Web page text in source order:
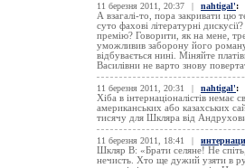
11 березня 2011, 20:37 | nahtigal':
А взагалі-то, пора закривати цю
суто фахові літературні
премію? Говорити, як на мене,
уможливив заборону його
відбувається нині. Міняйте
Василівни не варто знову
11 березня 2011, 20:31 | nahtigal':
Хіба в інтернаціоналістів немає
американських або казахських
тисячу для Шкляра від
11 березня 2011, 18:41 |
Шкляр В: «Брати селяне! Не
нечисть. Хто ще дужий узяти в